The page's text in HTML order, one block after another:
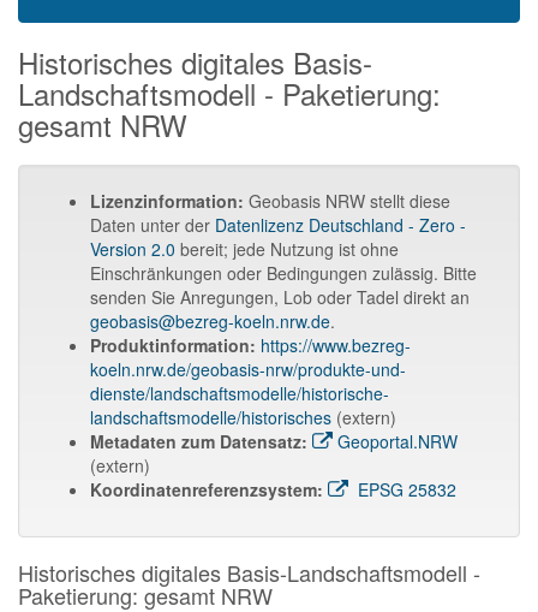
Historisches digitales Basis-
Landschaftsmodell - Paketierung:
gesamt NRW
Lizenzinformation: Geobasis NRW stellt diese
Daten unter der Datenlizenz Deutschland - Zero -
Version 2.0 bereit; jede Nutzung ist ohne
Einschränkungen oder Bedingungen zulässig. Bitte
senden Sie Anregungen, Lob oder Tadel direkt an
geobasis@bezreg-koeln.nrw.de.
Produktinformation: https://www.bezreg-
koeln.nrw.de/geobasis-nrw/produkte-und-
dienste/landschaftsmodelle/historische-
landschaftsmodelle/historisches (extern)
Metadaten zum Datensatz:
Geoportal.NRW
(extern)
Koordinatenreferenzsystem:
EPSG 25832
Historisches digitales Basis-Landschaftsmodell -
Paketierung: gesamt NRW